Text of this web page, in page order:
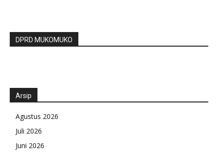
DPRD MUKOMUKO
Arsip
Agustus 2026
Juli 2026
Juni 2026